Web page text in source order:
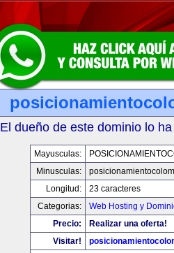
El dueño de este dominio lo
Mayusculas:
Minusculas:
Longitud:
23 caracteres
Categorias:
Web Hosting y
Precio:
Realizar una oferta!
Visitar!